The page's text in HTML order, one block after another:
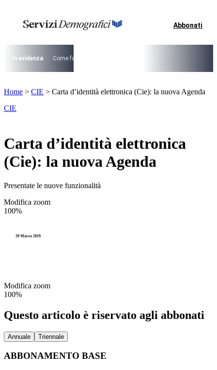
contenuto
I più cercati
Lorem ipsum dolor sit amet consectetur
Abbonati
In evidenza Come fare per …
I più cercati
Lorem ipsum dolor sit amet consectetur
Home > CIE > Carta d’identità elettronica (Cie): la nuova Agenda
CIE
Carta d’identità elettronica
(Cie): la nuova Agenda
Presentate le nuove funzionalità
Modifica zoom
100%
29 Marzo 2019
Modifica zoom
100%
Questo articolo è riservato agli abbonati
Annuale Triennale
ABBONAMENTO BASE